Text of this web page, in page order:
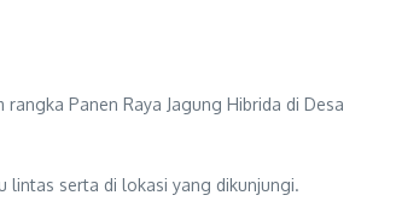
Panen Raya Jagung Hibrida di Desa
lintas serta di lokasi yang dikunjungi.